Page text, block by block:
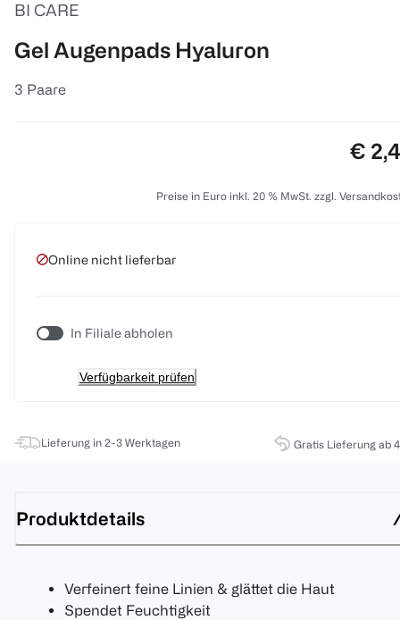
BI CARE
Gel Augenpads Hyaluron
3 Paare
€
Preise in Euro inkl. 20 % MwSt. zzgl.
Online nicht lieferbar
In Filiale abholen
Verfügbarkeit prüfen
Lieferung in 2-3 Werktagen Gratis Lieferung ab
Produktdetails
Verfeinert feine Linien & glättet die Haut
Spendet Feuchtigkeit